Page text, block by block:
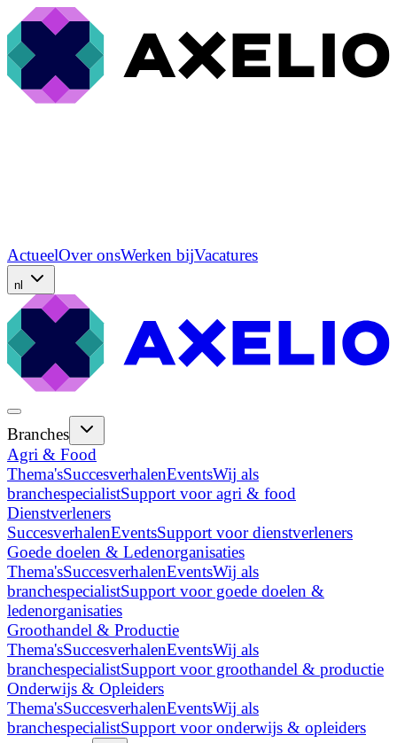
ActueelOver onsWerken bijVacatures
nl
Branches
Agri & Food
Thema'sSuccesverhalenEventsWij als
branchespecialistSupport voor agri & food
Dienstverleners
SuccesverhalenEventsSupport voor dienstverleners
Goede doelen & Ledenorganisaties
Thema'sSuccesverhalenEventsWij als
branchespecialistSupport voor goede doelen &
ledenorganisaties
Groothandel & Productie
Thema'sSuccesverhalenEventsWij als
branchespecialistSupport voor groothandel & productie
Onderwijs & Opleiders
Thema'sSuccesverhalenEventsWij als
branchespecialistSupport voor onderwijs & opleiders